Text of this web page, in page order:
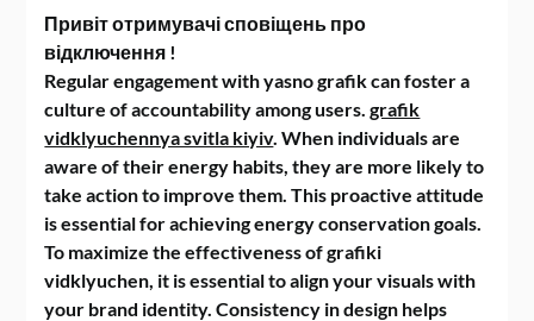
Привіт отримувачі сповіщень про
відключення !
Regular engagement with yasno grafik can foster a
culture of accountability among users.grafik
vidklyuchennya svitla kiyiv. When individuals are
aware of their energy habits, they are more likely to
take action to improve them. This proactive attitude
is essential for achieving energy conservation goals.
To maximize the effectiveness of grafiki
vidklyuchen, it is essential to align your visuals with
your brand identity. Consistency in design helps